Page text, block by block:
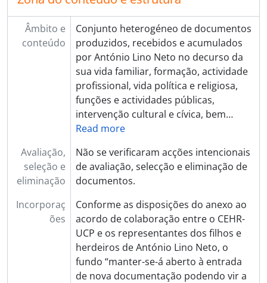
Âmbito e
conteúdo
Conjunto heterogéneo de documentos
produzidos, recebidos e acumulados
por António Lino Neto no decurso da
sua vida familiar, formação, actividade
profissional, vida política e religiosa,
funções e actividades públicas,
intervenção cultural e cívica, bem…
Read more
Avaliação,
seleção e
eliminação
Não se verificaram acções intencionais
de avaliação, selecção e eliminação de
documentos.
Incorporaç
ões
Conforme as disposições do anexo ao
acordo de colaboração entre o CEHR-
UCP e os representantes dos filhos e
herdeiros de António Lino Neto, o
fundo “manter-se-á aberto à entrada
de nova documentação podendo vir a